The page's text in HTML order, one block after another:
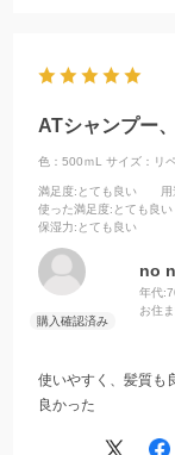
ATシャンプー
色：500ｍL サイズ：リ
満足度:とても良い 用
使った満足度:とても良い
保湿力:とても良い
no
年代:
お住
使いやすく、髪質も
良かった